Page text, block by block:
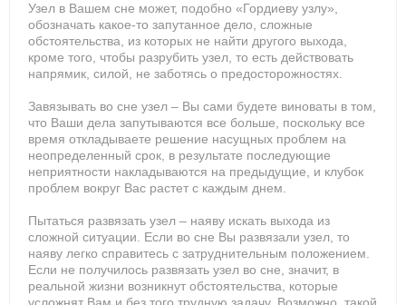
Узел в Вашем сне может, подобно «Гордиеву узлу»,
обозначать какое-то запутанное дело, сложные
обстоятельства, из которых не найти другого выхода,
кроме того, чтобы разрубить узел, то есть действовать
напрямик, силой, не заботясь о предосторожностях.
Завязывать во сне узел – Вы сами будете виноваты в том,
что Ваши дела запутываются все больше, поскольку все
время откладываете решение насущных проблем на
неопределенный срок, в результате последующие
неприятности накладываются на предыдущие, и клубок
проблем вокруг Вас растет с каждым днем.
Пытаться развязать узел – наяву искать выхода из
сложной ситуации. Если во сне Вы развязали узел, то
наяву легко справитесь с затруднительным положением.
Если не получилось развязать узел во сне, значит, в
реальной жизни возникнут обстоятельства, которые